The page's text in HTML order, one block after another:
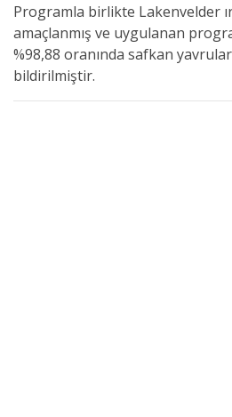
Programla birlikte Lakenvelder
amaçlanmış ve uygulanan
%98,88 oranında safkan
bildirilmiştir.